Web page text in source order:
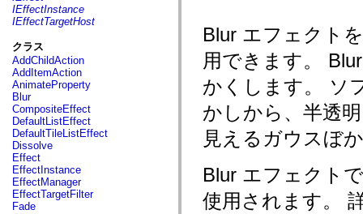
fl.events
fl.ik
fl.lang
fl.livepreview
fl.managers
fl.motion
fl.motion.easing
fl.rsl
fl.text
fl.transitions
fl.transitions.easing
fl.video
flash.accessibility
flash.concurrent
flash.crypto
flash.data
flash.desktop
flash.display
IEffectInstance
IEffectTargetHost
クラス
AddChildAction
AddItemAction
AnimateProperty
Blur
CompositeEffect
DefaultListEffect
DefaultTileListEffect
Dissolve
Effect
EffectInstance
EffectManager
EffectTargetFilter
Fade
Blur エフェクト
用できます。
かくします。 ソ
かしから、半透
見えるガウスぼ
Blur エフェクト
使用されます。